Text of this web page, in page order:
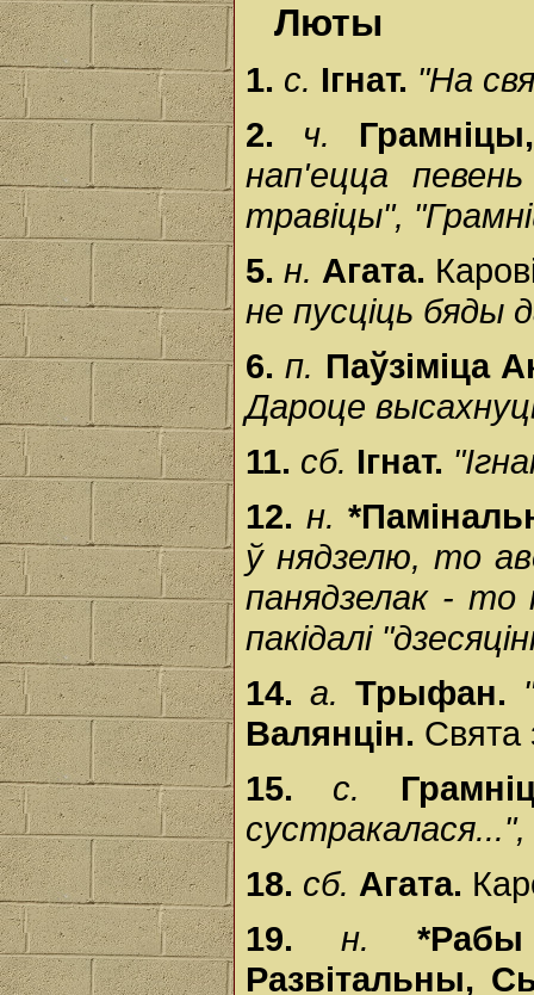
Люты
1. с. Ігнат. "На
2. ч.
нап'ецца
травіцы",
5.н. Агата.
не пусціць бяды
6.п. Паўзіміца
Дароце
11. сб. Ігнат.
12. н.
ў нядзелю, то
панядзелак - то
пакідалі
14. а. Трыфан.
Валянцін. Свята
15. с.
сустракалася...",
18. сб. Агата.
19.н.
Развітальны,